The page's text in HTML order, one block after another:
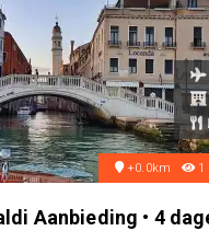
+0.0km 1
Aanbieding • 4